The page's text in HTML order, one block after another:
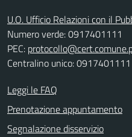
U.O. Ufficio Relazioni con il
Numero verde: 0917401111
PEC:
Centralino unico: 0917401111
Leggi le FAQ
Prenotazione appuntamento
Segnalazione disservizio